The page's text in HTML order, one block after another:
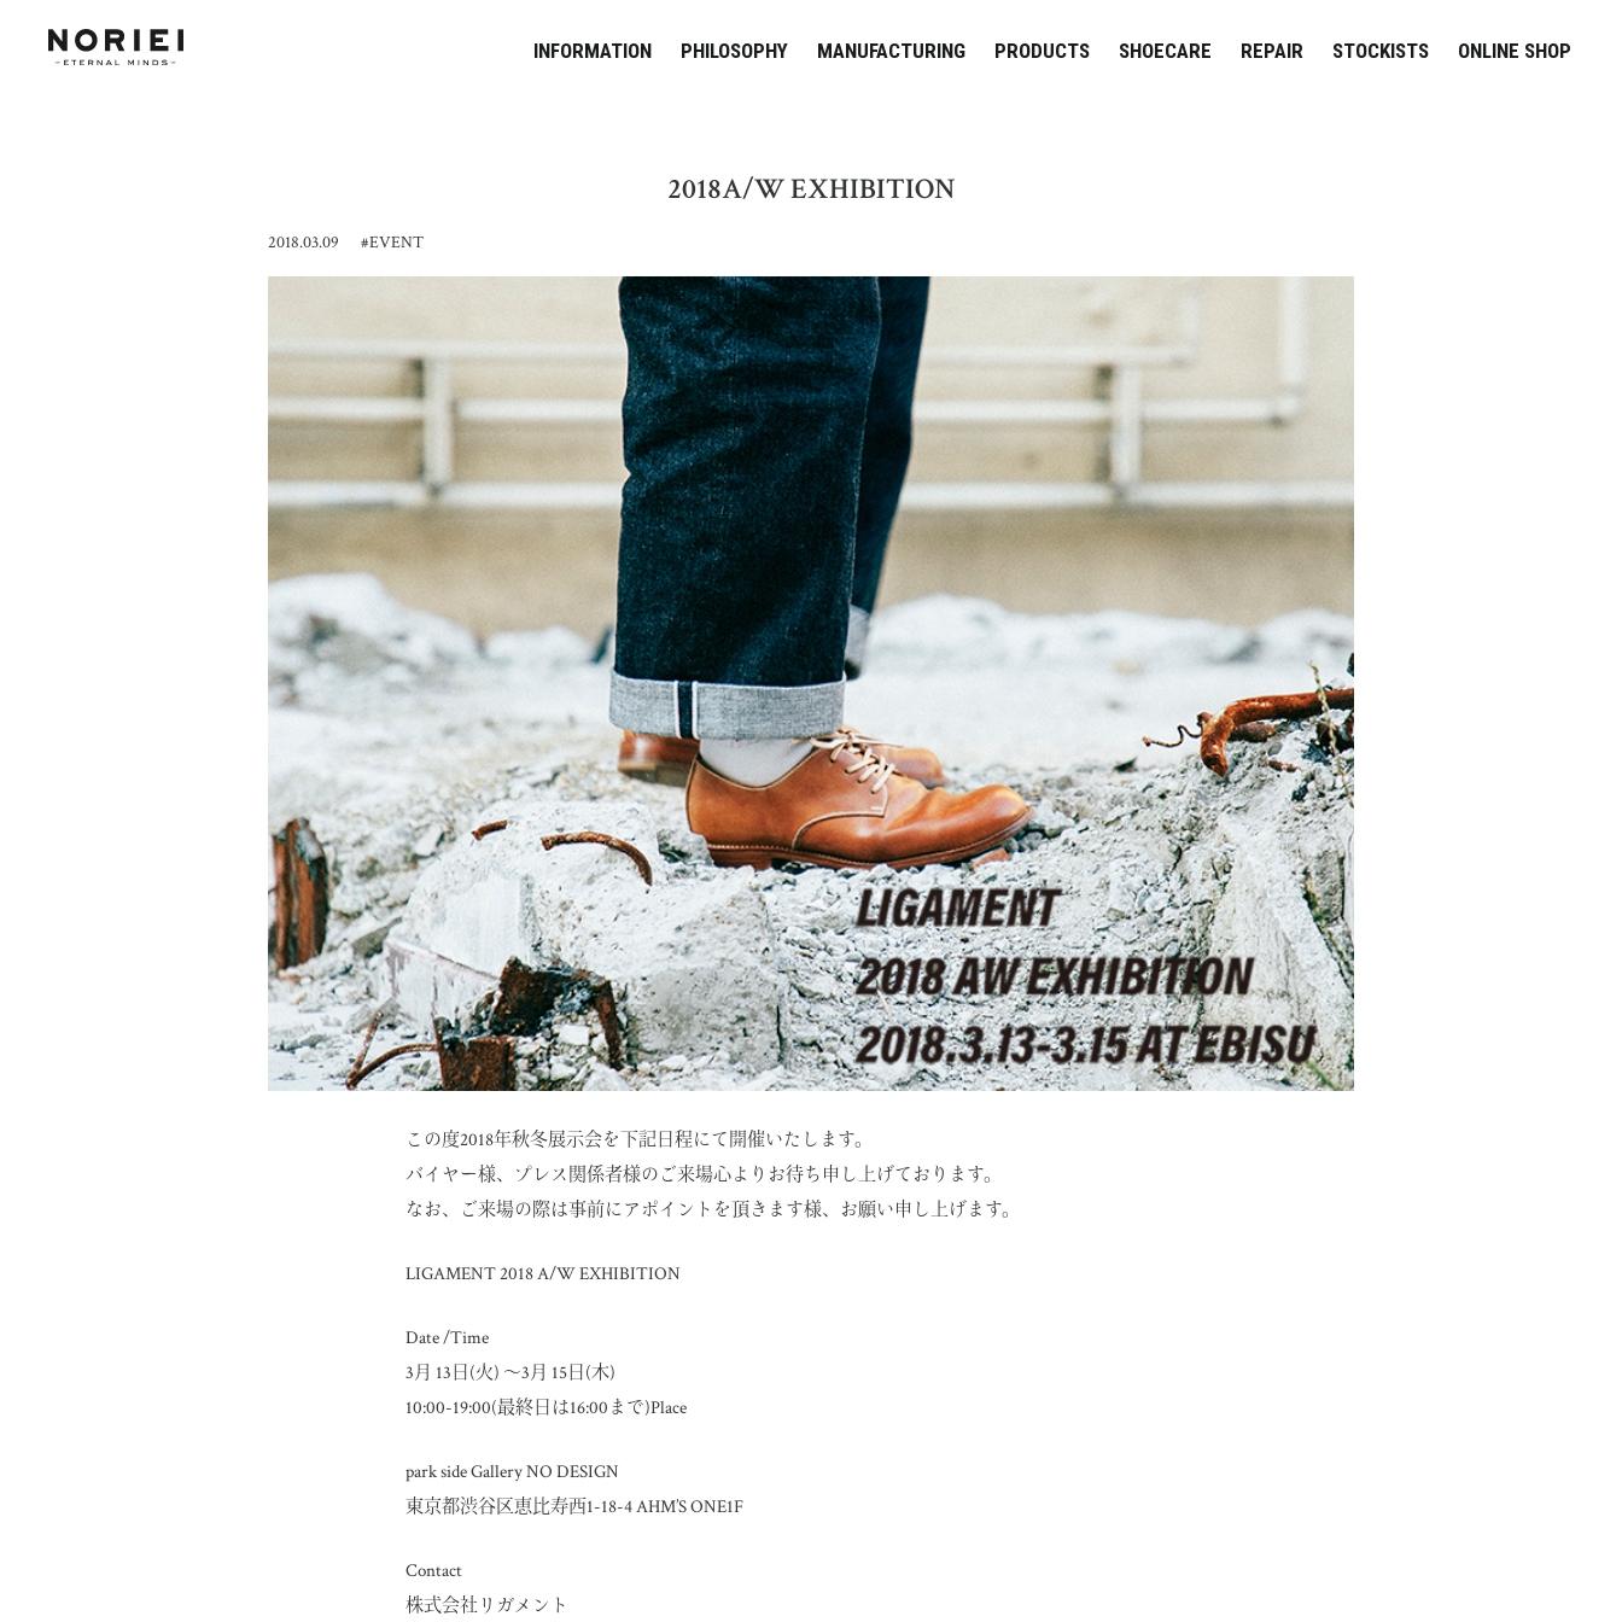
INFORMATION PHILOSOPHY MANUFACTURING PRODUCTS SHOECARE REPAIR STOCKISTS ONLINE SHOP
2018A/W EXHIBITION
2018.03.09 #EVENT
この度2018年秋冬展示会を下記日程にて開催いたします。
バイヤー様、プレス関係者様のご来場心よりお待ち申し上げております。
なお、ご来場の際は事前にアポイントを頂きます様、お願い申し上げます。
LIGAMENT 2018 A/W EXHIBITION
Date /Time
3月 13日(火) 〜3月 15日(木)
10:00-19:00(最終日は16:00まで)Place
park side Gallery NO DESIGN
東京都渋谷区恵比寿西1-18-4 AHM’S ONE1F
Contact
株式会社リガメント